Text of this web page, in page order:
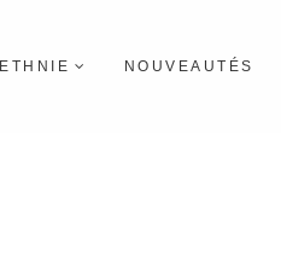
ETHNIE NOUVEAUTÉS